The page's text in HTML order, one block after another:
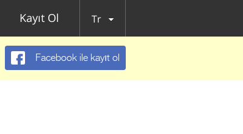
Kayıt Ol Tr
Facebook ile kayıt ol